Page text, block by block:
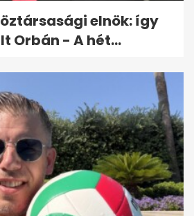
elnök: így
Orbán - A hét...